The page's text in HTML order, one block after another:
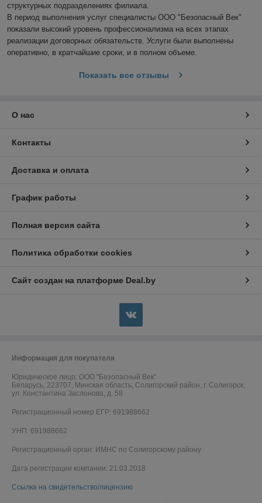
структурных подразделениях филиала.
В период выполнения услуг специалисты ООО "Безопасный Век"
показали высокий уровень профессионализма на всех этапах
реализации договорных обязательств. Услуги были выполнены
оперативно, в кратчайшие сроки, и в полном объеме.
Показать все отзывы
О нас
Контакты
Доставка и оплата
График работы
Полная версия сайта
Политика обработки cookies
Сайт создан на платформе Deal.by
Информация для покупателя
Юридическое лицо: ООО "Безопасный Век"
Беларусь, 223707, Минская область, Солигорский район, г. Солигорск,
ул. Константина Заслонова, д. 58
Регистрационный номер ЕГР: 691988662
УНП: 691988662
Регистрационный орган: ИМНС по Солигорскому району
Дата регистрации компании: 21.03.2018
Ссылка на свидетельство/лицензию